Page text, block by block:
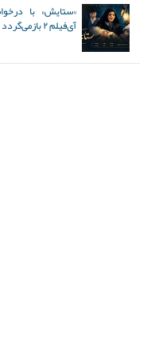
«ستایش» با
آی‌فیلم ۲ بازمی‌گردد